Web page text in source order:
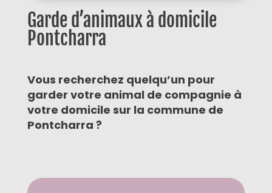
Garde d’animaux à domicile
Pontcharra
Vous recherchez quelqu’un pour
garder votre animal de compagnie à
votre domicile sur la commune de
Pontcharra ?